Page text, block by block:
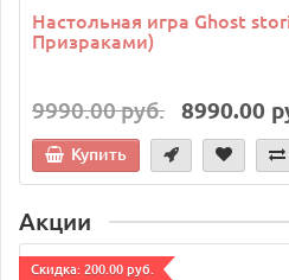
Настольная игра Ghost
Призраками)
9990.00 руб. 8990.00
Купить
Акции
Cкидка: 200.00 руб.